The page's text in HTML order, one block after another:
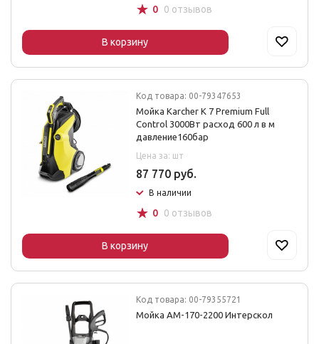
☆ 0 0 отзывов
В корзину
Код товара: 00-79347653
Мойка Karcher K 7 Premium Full
Control 3000Вт расход 600 л в м
давление160бар
Цена за: шт
87 770 руб.
В наличии
☆ 0 0 отзывов
В корзину
Код товара: 00-79355721
Мойка АМ-170-2200 Интерскол